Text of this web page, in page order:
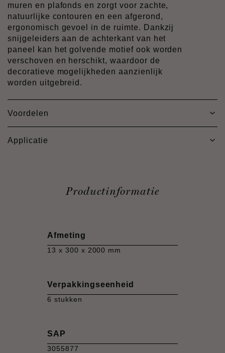
muren en plafonds en zorgt voor zachte,
natuurlijke contouren en een afgerond,
ergonomisch gevoel in de ruimte. Dankzij
snijgeleiders aan de achterkant van het
paneel kan het golvende motief ook worden
verschoven en herschikt, waardoor de
decoratieve mogelijkheden aanzienlijk
worden uitgebreid.
Voordelen
Applicatie
Productinformatie
Afmeting
13 x 300 x 2000 mm
Verpakkingseenheid
6 stukken
SAP
3055877